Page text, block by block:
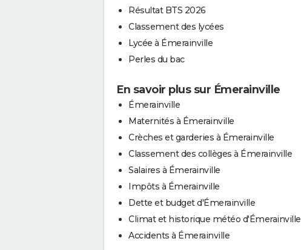
Résultat BTS 2026
Classement des lycées
Lycée à Émerainville
Perles du bac
En savoir plus sur Émerainville
Émerainville
Maternités à Émerainville
Crèches et garderies à Émerainville
Classement des collèges à Émerainville
Salaires à Émerainville
Impôts à Émerainville
Dette et budget d'Émerainville
Climat et historique météo d'Émerainville
Accidents à Émerainville